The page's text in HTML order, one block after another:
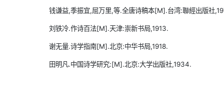
钱谦益,季振宜,屈万里,等.全唐诗稿本[M].台湾:聯經出版社
刘铁冷.作诗百法[M].天津:崇新书局,1913.
谢无量.诗学指南[M].北京:中华书局,1918.
田明凡.中国诗学研究:[M].北京:大学出版社,1934.